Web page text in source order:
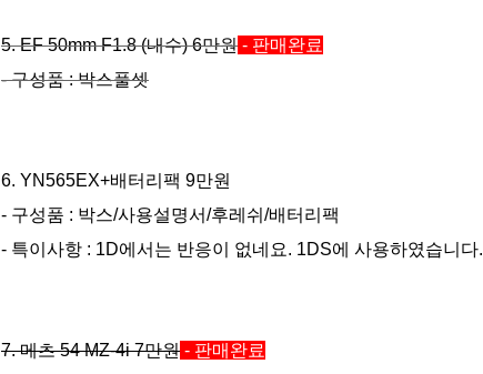
5. EF 50mm F1.8 (내수) 6만원 - 판매완료
- 구성품 : 박스풀셋
6. YN565EX+배터리팩 9만원
- 구성품 : 박스/사용설명서/후레쉬/배터리팩
- 특이사항 : 1D에서는 반응이 없네요. 1DS에 사용하였습니다.
7. 메츠 54 MZ-4i 7만원 - 판매완료